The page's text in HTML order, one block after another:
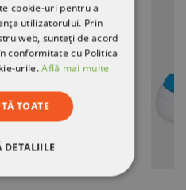
cookie-uri pentru a
utilizatorului. Prin
web, sunteți de acord
conformitate cu Politica
urile.Află mai multe
TOATE
DETALIILE